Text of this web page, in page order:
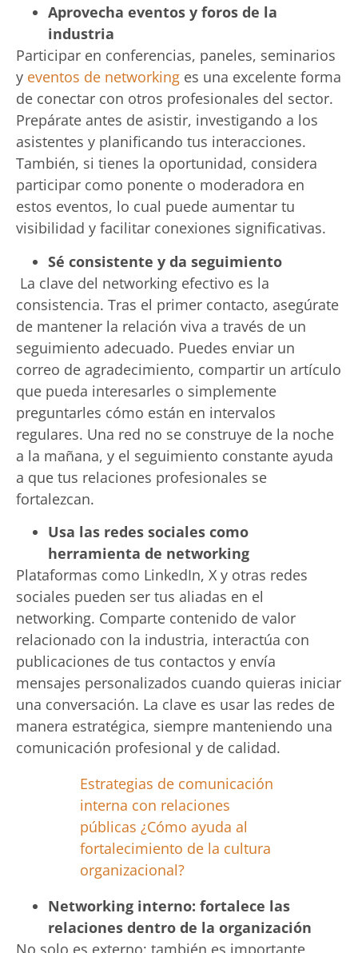
Aprovecha eventos y foros de la
industria
Participar en conferencias, paneles, seminarios
y eventos de networking es una excelente forma
de conectar con otros profesionales del sector.
Prepárate antes de asistir, investigando a los
asistentes y planificando tus interacciones.
También, si tienes la oportunidad, considera
participar como ponente o moderadora en
estos eventos, lo cual puede aumentar tu
visibilidad y facilitar conexiones significativas.
Sé consistente y da seguimiento
La clave del networking efectivo es la
consistencia. Tras el primer contacto, asegúrate
de mantener la relación viva a través de un
seguimiento adecuado. Puedes enviar un
correo de agradecimiento, compartir un artículo
que pueda interesarles o simplemente
preguntarles cómo están en intervalos
regulares. Una red no se construye de la noche
a la mañana, y el seguimiento constante ayuda
a que tus relaciones profesionales se
fortalezcan.
Usa las redes sociales como
herramienta de networking
Plataformas como LinkedIn, X y otras redes
sociales pueden ser tus aliadas en el
networking. Comparte contenido de valor
relacionado con la industria, interactúa con
publicaciones de tus contactos y envía
mensajes personalizados cuando quieras iniciar
una conversación. La clave es usar las redes de
manera estratégica, siempre manteniendo una
comunicación profesional y de calidad.
Estrategias de comunicación
interna con relaciones
públicas ¿Cómo ayuda al
fortalecimiento de la cultura
organizacional?
Networking interno: fortalece las
relaciones dentro de la organización